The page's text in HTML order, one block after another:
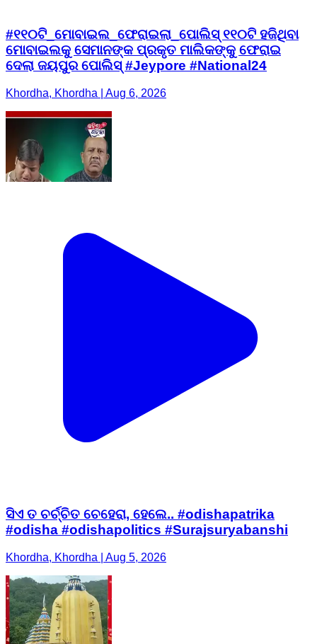
#୧୧୦ଟି_ମୋବାଇଲ_ଫେରାଇଲା_ପୋଲିସ୍ ୧୧୦ଟି ହଜିଥିବା
ମୋବାଇଲକୁ ସେମାନଙ୍କ ପ୍ରକୃତ ମାଲିକଙ୍କୁ ଫେରାଇ
ଦେଲା ଜୟପୁର ପୋଲିସ୍ #Jeypore #National24
Khordha, Khordha | Aug 6, 2026
ସିଏ ତ ଚର୍ଚ୍ଚିତ ଚେହେରା, ହେଲେ.. #odishapatrika
#odisha #odishapolitics #Surajsuryabanshi
Khordha, Khordha | Aug 5, 2026